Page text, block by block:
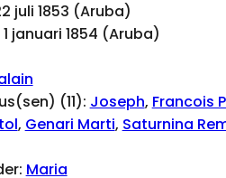
juli 1853 (Aruba)
januari 1854 (Aruba)
(11): Joseph, Francois
, Genari Marti, Saturnina
Maria